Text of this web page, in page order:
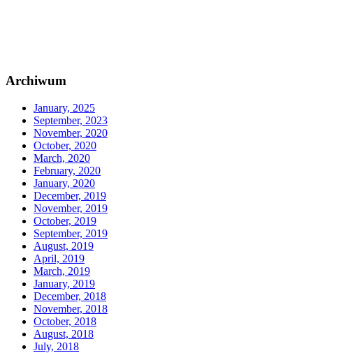
Archiwum
January, 2025
September, 2023
November, 2020
October, 2020
March, 2020
February, 2020
January, 2020
December, 2019
November, 2019
October, 2019
September, 2019
August, 2019
April, 2019
March, 2019
January, 2019
December, 2018
November, 2018
October, 2018
August, 2018
July, 2018